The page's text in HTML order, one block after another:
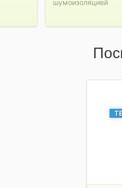
шумоизоляцией